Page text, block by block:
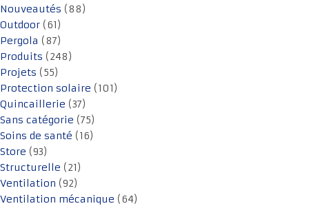
Nouveautés (88)
Outdoor (61)
Pergola (87)
Produits (248)
Projets (55)
Protection solaire (101)
Quincaillerie (37)
Sans catégorie (75)
Soins de santé (16)
Store (93)
Structurelle (21)
Ventilation (92)
Ventilation mécanique (64)